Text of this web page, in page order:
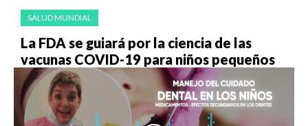
SALUD MUNDIAL
La FDA se guiará por la ciencia de las
vacunas COVID-19 para niños pequeños